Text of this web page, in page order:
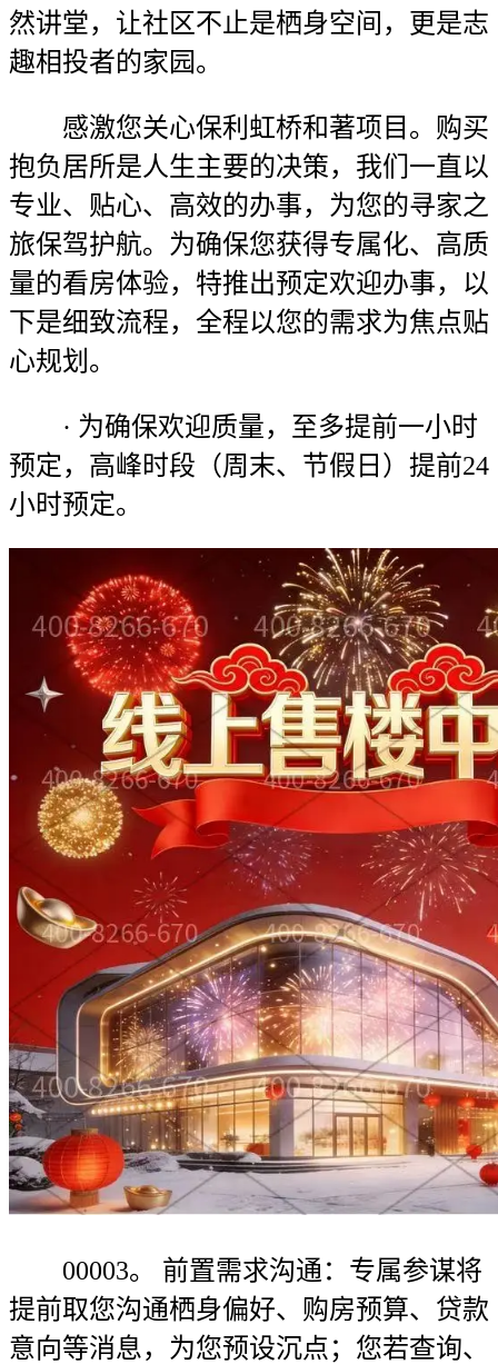
然讲堂，让社区不止是栖身空间，更是志
趣相投者的家园。
感激您关心保利虹桥和著项目。购买
抱负居所是人生主要的决策，我们一直以
专业、贴心、高效的办事，为您的寻家之
旅保驾护航。为确保您获得专属化、高质
量的看房体验，特推出预定欢迎办事，以
下是细致流程，全程以您的需求为焦点贴
心规划。
· 为确保欢迎质量，至多提前一小时
预定，高峰时段（周末、节假日）提前24
小时预定。
00003。 前置需求沟通：专属参谋将
提前取您沟通栖身偏好、购房预算、贷款
意向等消息，为您预设沉点；您若查询、